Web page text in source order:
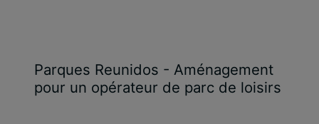
Parques Reunidos - Aménagement
pour un opérateur de parc de loisirs